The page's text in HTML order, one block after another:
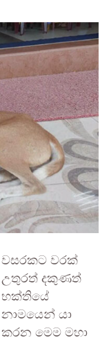
වසරකට වරක්
උතුරත් දකුණත්
භක්තියේ
නාමයෙන් යා
කරන මෙම මහා